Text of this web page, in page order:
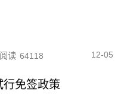
阅读 64118 12-05
行免签政策